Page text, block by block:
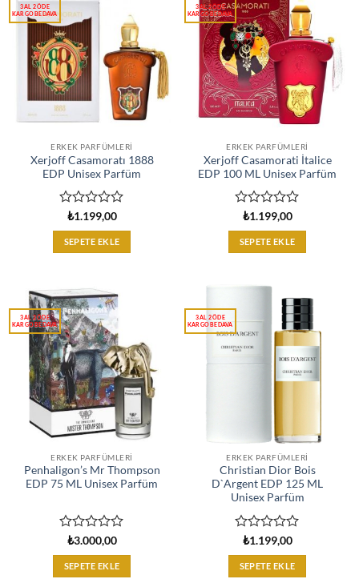
ERKEK PARFÜMLERI
Xerjoff Casamoratı 1888
EDP Unisex Parfüm
üzerinden
0
oy
₺1.199,00
SEPETE EKLE
ERKEK PARFÜMLERI
Xerjoff Casamorati İtalice
EDP 100 ML Unisex Parfüm
üzerinden
0
oy
₺1.199,00
SEPETE EKLE
ERKEK PARFÜMLERI
Penhaligon’s Mr Thompson
EDP 75 ML Unisex Parfüm
üzerinden
0
oy
₺3.000,00
SEPETE EKLE
ERKEK PARFÜMLERI
Christian Dior Bois
D`Argent EDP 125 ML
Unisex Parfüm
üzerinden
0
oy
₺1.199,00
SEPETE EKLE